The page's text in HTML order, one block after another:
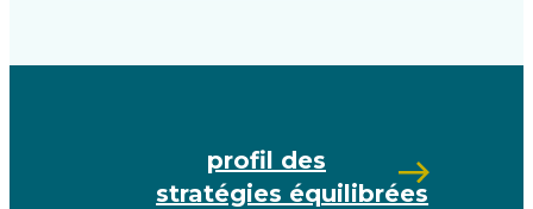
profil des
stratégies équilibrées